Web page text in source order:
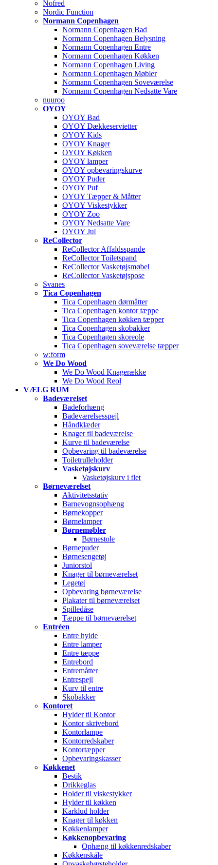
Nofred
Nordic Function
Normann Copenhagen
Normann Copenhagen Bad
Normann Copenhagen Belysning
Normann Copenhagen Entre
Normann Copenhagen Køkken
Normann Copenhagen Living
Normann Copenhagen Møbler
Normann Copenhagen Soveværelse
Normann Copenhagen Nedsatte Vare
nuuroo
OYOY
OYOY Bad
OYOY Dækkeservietter
OYOY Kids
OYOY Knager
OYOY Køkken
OYOY lamper
OYOY opbevaringskurve
OYOY Puder
OYOY Puf
OYOY Tæpper & Måtter
OYOY Viskestykker
OYOY Zoo
OYOY Nedsatte Vare
OYOY Jul
ReCollector
ReCollector Affaldsspande
ReCollector Toiletspand
ReCollector Vasketøjsmøbel
ReCollector Vasketøjspose
Svanes
Tica Copenhagen
Tica Copenhagen dørmåtter
Tica Copenhagen kontor tæppe
Tica Copenhagen køkken tæpper
Tica Copenhagen skobakker
Tica Copenhagen skoreole
Tica Copenhagen soveværelse tæpper
w:form
We Do Wood
We Do Wood Knagerække
We Do Wood Reol
VÆLG RUM
Badeværelset
Badeforhæng
Badeværelsesspejl
Håndklæder
Knager til badeværelse
Kurve til badeværelse
Opbevaring til badeværelse
Toiletrulleholder
Vasketøjskurv
Vasketøjskurv i flet
Børneværelset
Aktivitetsstativ
Barnevognsophæng
Børnekopper
Børnelamper
Børnemøbler
Børnestole
Børnepuder
Børnesengetøj
Juniorstol
Knager til børneværelset
Legetøj
Opbevaring børneværelse
Plakater til børneværelset
Spilledåse
Tæppe til børneværelset
Entréen
Entre hylde
Entre lamper
Entre tæppe
Entrebord
Entremåtter
Entrespejl
Kurv til entre
Skobakker
Kontoret
Hylder til Kontor
Kontor skrivebord
Kontorlampe
Kontorredskaber
Kontortæpper
Opbevaringskasser
Køkkenet
Bestik
Drikkeglas
Holder til viskestykker
Hylder til køkken
Karklud holder
Knager til køkken
Køkkenlamper
Køkkenopbevaring
Ophæng til køkkenredskaber
Køkkenskåle